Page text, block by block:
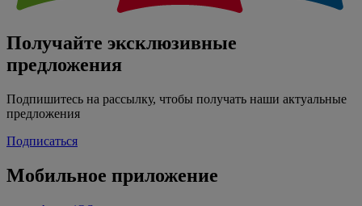
Получайте эксклюзивные
предложения
Подпишитесь на рассылку, чтобы получать наши актуальные
предложения
Подписаться
Мобильное приложение